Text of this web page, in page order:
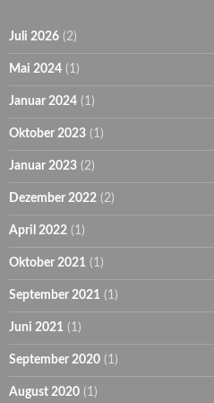
Juli 2026 (2)
Mai 2024 (1)
Januar 2024 (1)
Oktober 2023 (1)
Januar 2023 (2)
Dezember 2022 (2)
April 2022 (1)
Oktober 2021 (1)
September 2021 (1)
Juni 2021 (1)
September 2020 (1)
August 2020 (1)